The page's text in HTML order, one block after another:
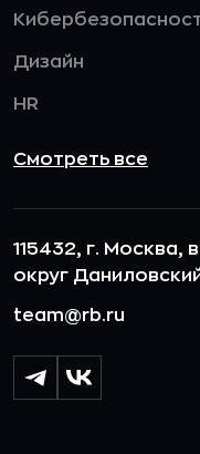
Дизайн
HR
Смотреть все
115432, г. Москва,
округ
team@rb.ru